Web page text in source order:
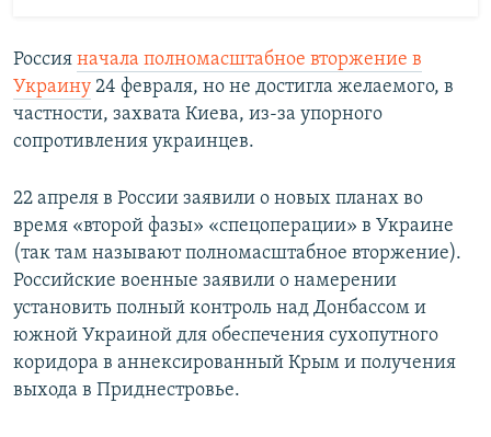
Россия начала полномасштабное вторжение в
Украину 24 февраля, но не достигла желаемого, в
частности, захвата Киева, из-за упорного
сопротивления украинцев.
22 апреля в России заявили о новых планах во
время «второй фазы» «спецоперации» в Украине
(так там называют полномасштабное вторжение).
Российские военные заявили о намерении
установить полный контроль над Донбассом и
южной Украиной для обеспечения сухопутного
коридора в аннексированный Крым и получения
выхода в Приднестровье.